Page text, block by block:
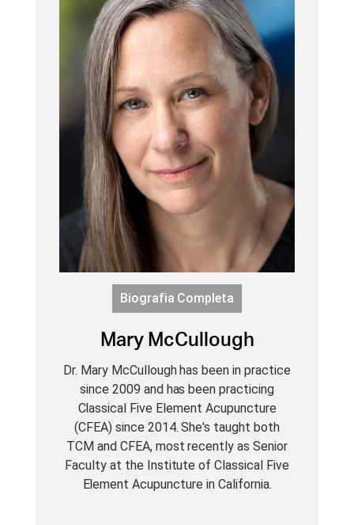
Biografia Completa
Mary McCullough
Dr. Mary McCullough has been in practice
since 2009 and has been practicing
Classical Five Element Acupuncture
(CFEA) since 2014. She's taught both
TCM and CFEA, most recently as Senior
Faculty at the Institute of Classical Five
Element Acupuncture in California.